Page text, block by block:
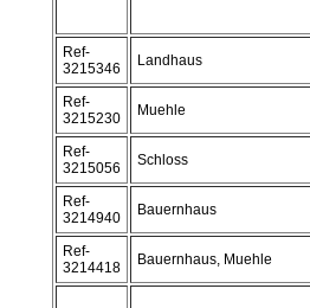
Ref-
3215346
Landhaus
Ref-
3215230
Muehle
Ref-
3215056
Schloss
Ref-
3214940
Bauernhaus
Ref-
3214418
Bauernhaus, Muehle